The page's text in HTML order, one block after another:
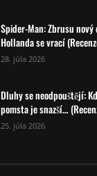
Spider-Man: Zbrusu nový
Hollanda se vrací
28. júla 2026
Dluhy se neodpouštějí:
pomsta je snazší…
25. júla 2026